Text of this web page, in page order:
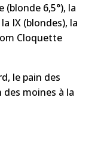
(blonde 6,5°), la
IX (blondes), la
Cloquette
le pain des
des moines à la